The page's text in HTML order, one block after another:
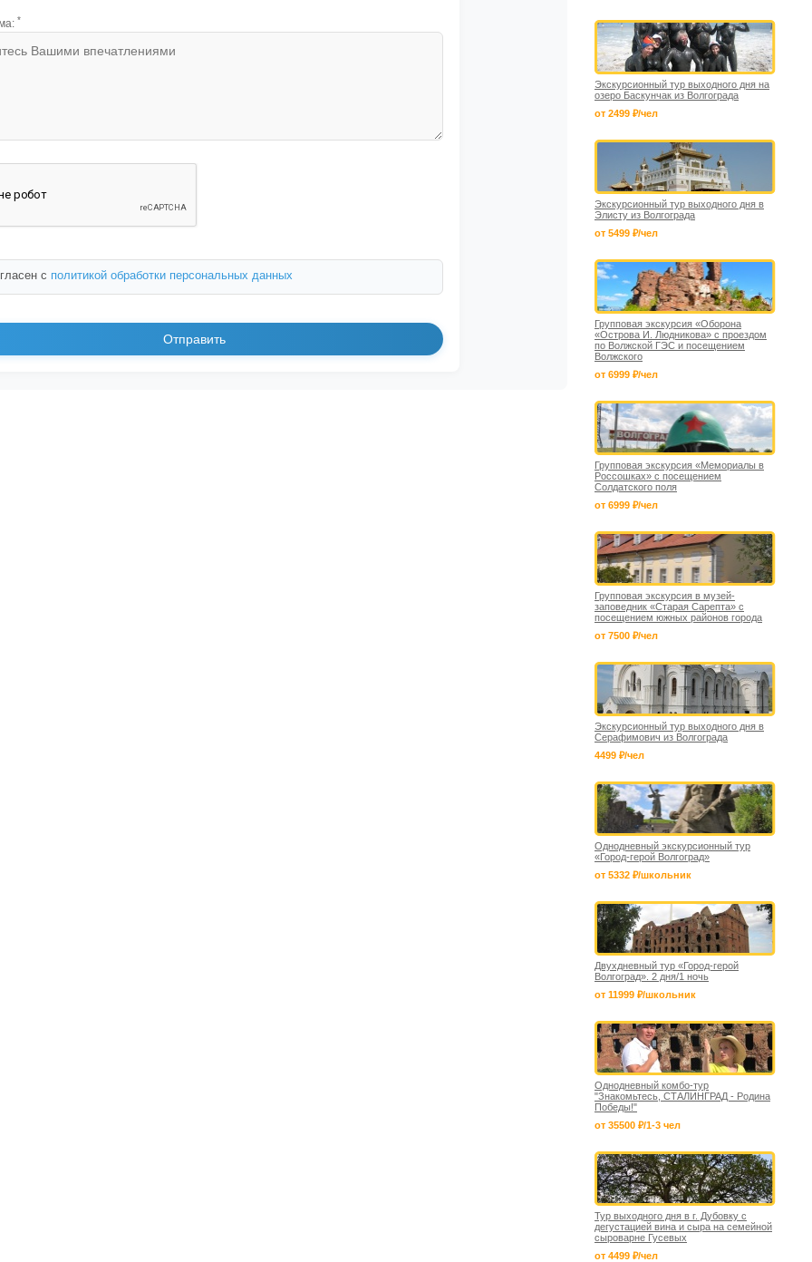
*
с политикой обработки персональных данных
Отправить
Экскурсионный тур выходного дня на
озеро Баскунчак из Волгограда
от 2499 ₽/чел
Экскурсионный тур выходного дня в
Элисту из Волгограда
от 5499 ₽/чел
Групповая экскурсия «Оборона
«Острова И. Людникова» с проездом
по Волжской ГЭС и посещением
Волжского
от 6999 ₽/чел
Групповая экскурсия «Мемориалы в
Россошках» с посещением
Солдатского поля
от 6999 ₽/чел
Групповая экскурсия в музей-
заповедник «Старая Сарепта» с
посещением южных районов города
от 7500 ₽/чел
Экскурсионный тур выходного дня в
Серафимович из Волгограда
4499 ₽/чел
Однодневный экскурсионный тур
«Город-герой Волгоград»
от 5332 ₽/школьник
Двухдневный тур «Город-герой
Волгоград». 2 дня/1 ночь
от 11999 ₽/школьник
Однодневный комбо-тур
"Знакомьтесь, СТАЛИНГРАД - Родина
Победы!"
от 35500 ₽/1-3 чел
Тур выходного дня в г. Дубовку с
дегустацией вина и сыра на семейной
сыроварне Гусевых
от 4499 ₽/чел